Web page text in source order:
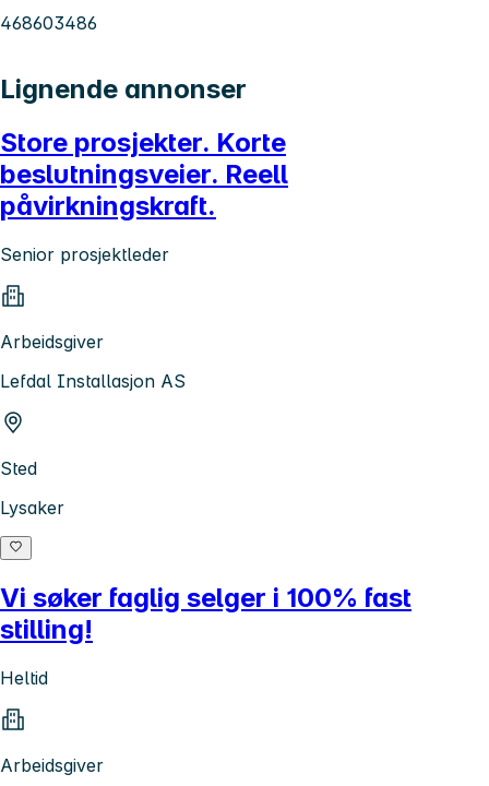
468603486
Lignende annonser
Store prosjekter. Korte
beslutningsveier. Reell
påvirkningskraft.
Senior prosjektleder
Arbeidsgiver
Lefdal Installasjon AS
Sted
Lysaker
Vi søker faglig selger i 100% fast
stilling!
Heltid
Arbeidsgiver